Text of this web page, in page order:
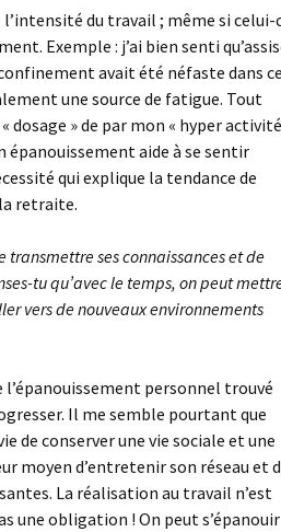
l’intensité du travail ; même si celui-
Exemple : j’ai bien senti
avait été néfaste dans ce
une source de fatigue. Tout
dosage » de par mon « hyper
épanouissement aide à se sentir
qui explique la tendance de
retraite.
ses connaissances et de
tu qu’avec le temps, on peut
vers de nouveaux environnements
l’épanouissement personnel trouvé
Il me semble pourtant que
de conserver une vie sociale et une
moyen d’entretenir son réseau et
La réalisation au travail n’est
une obligation ! On peut s’épanouir